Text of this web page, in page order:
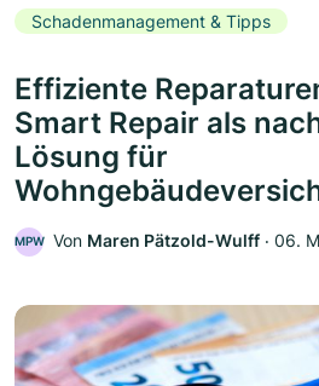
Schadenmanagement & Tipps
Effiziente
Smart Repair als
Lösung für
MPW Von Maren Pätzold-Wulff ‧ 06.